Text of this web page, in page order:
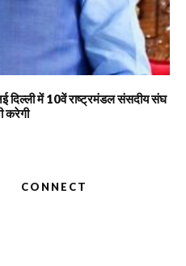
दिल्ली में 10वें राष्ट्रमंडल संसदीय संघ
करेगी
CONNECT